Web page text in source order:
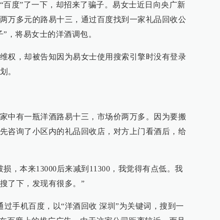
度”了一下，却招来了骗子。易女士近日向央广新
万多元的路易十三，通过百度找到一家礼品回收公
，将易女士的洋酒调包。
权，却被告知因为易女士使用搜索引擎时没有登录
。
中有一瓶洋酒路易十三，市场价两万多。因为要搬
咨询了小区内的礼品回收店，对方上门看酒后，给
，本来13000后来减到11300，我觉得有点低。我
了下，发现有很多。”
手机百度，以“洋酒回收 深圳”为关键词，搜到一